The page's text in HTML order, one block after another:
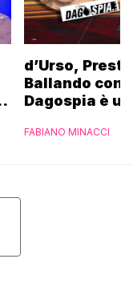
d’Urso,
Ballando con
Dagospia è
FABIANO MINACCI